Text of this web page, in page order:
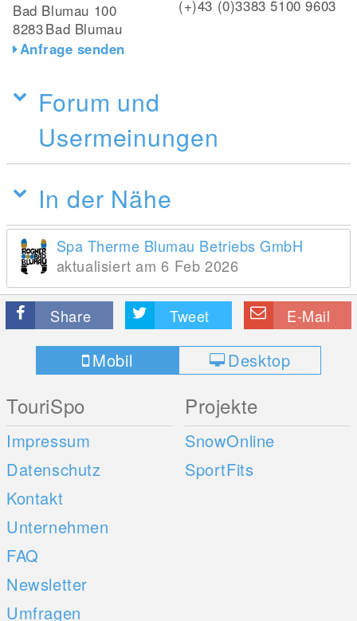
Bad Blumau 100
8283Bad Blumau
Anfrage senden
(+)43 (0)3383 5100 9603
Forum und
Usermeinungen
In der Nähe
Spa Therme Blumau Betriebs GmbH
aktualisiert am 6 Feb 2026
Share Tweet E-Mail
Mobil Desktop
TouriSpo
Impressum
Datenschutz
Kontakt
Unternehmen
FAQ
Newsletter
Umfragen
Projekte
SnowOnline
SportFits